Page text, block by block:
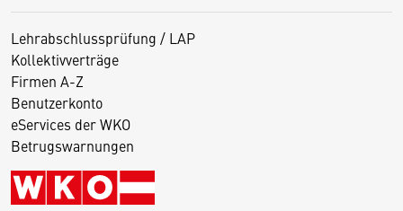
Lehrabschlussprüfung / LAP
Kollektivverträge
Firmen A-Z
Benutzerkonto
eServices der WKO
Betrugswarnungen